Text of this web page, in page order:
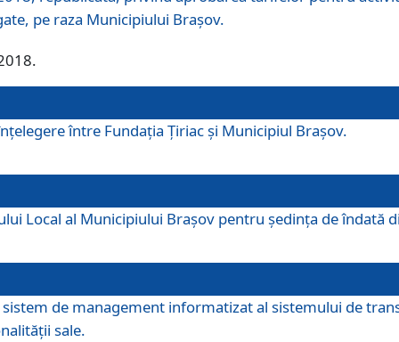
pe raza Municipiului Brașov.
între Fundația Țiriac și Municipiul Brașov.
Local al Municipiului Braşov pentru ședința de îndată
de management informatizat al sistemului de
sale.